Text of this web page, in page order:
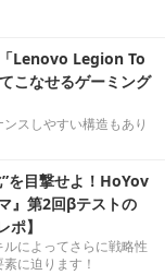
Lenovo Legion To
こなせるゲーミング
スしやすい構造もあり
を目撃せよ！HoYov
』第2回βテストの
】
によってさらに戦略性
に迫ります！